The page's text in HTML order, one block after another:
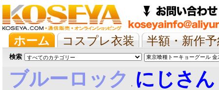
ホーム コスプレ衣装
半額・新作
抱き枕/布団/シーツ
ツイステ ウマ
検索
ブルーロック , にじさ